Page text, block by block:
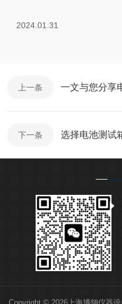
日
2024.01.31
上一条
下一条 选择电池测试